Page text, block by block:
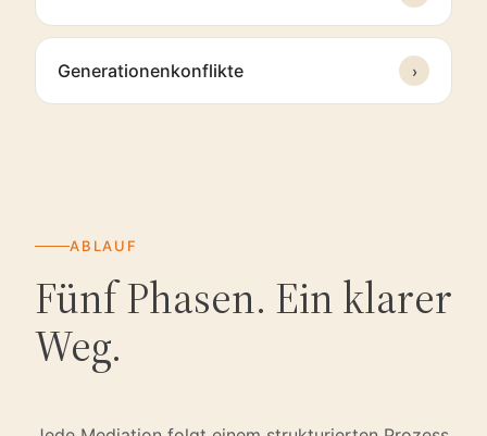
Generationenkonflikte ›
ABLAUF
Fünf Phasen. Ein klarer
Weg.